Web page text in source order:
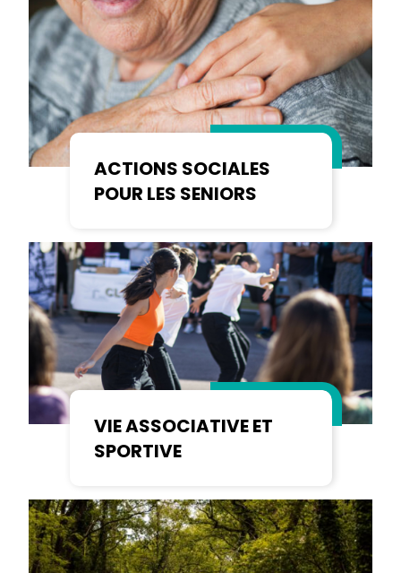
ACTIONS SOCIALES
POUR LES SENIORS
VIE ASSOCIATIVE ET
SPORTIVE